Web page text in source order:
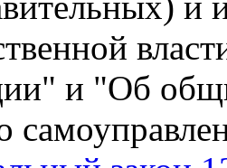
и "Об